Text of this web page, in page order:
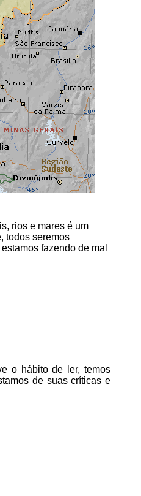
rios e mares é um
todos seremos
fazendo de mal
o hábito de ler, temos
de suas críticas e